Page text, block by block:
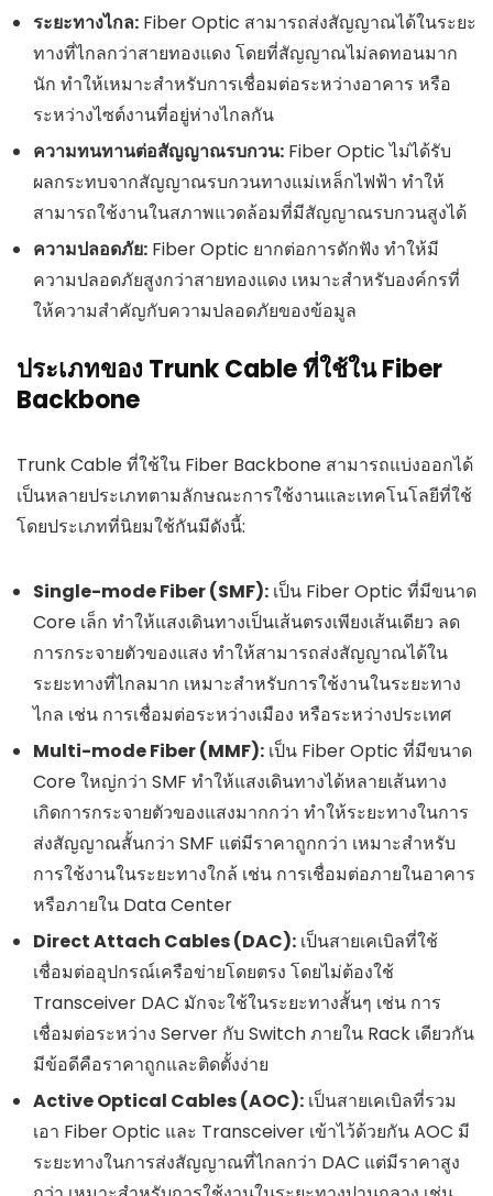
ระยะทางไกล: Fiber Optic สามารถส่งสัญญาณได้ในระยะ
ทางที่ไกลกว่าสายทองแดง โดยที่สัญญาณไม่ลดทอนมาก
นัก ทำให้เหมาะสำหรับการเชื่อมต่อระหว่างอาคาร หรือ
ระหว่างไซต์งานที่อยู่ห่างไกลกัน
ความทนทานต่อสัญญาณรบกวน: Fiber Optic ไม่ได้รับ
ผลกระทบจากสัญญาณรบกวนทางแม่เหล็กไฟฟ้า ทำให้
สามารถใช้งานในสภาพแวดล้อมที่มีสัญญาณรบกวนสูงได้
ความปลอดภัย: Fiber Optic ยากต่อการดักฟัง ทำให้มี
ความปลอดภัยสูงกว่าสายทองแดง เหมาะสำหรับองค์กรที่
ให้ความสำคัญกับความปลอดภัยของข้อมูล
ประเภทของ Trunk Cable ที่ใช้ใน Fiber
Backbone
Trunk Cable ที่ใช้ใน Fiber Backbone สามารถแบ่งออกได้
เป็นหลายประเภทตามลักษณะการใช้งานและเทคโนโลยีที่ใช้
โดยประเภทที่นิยมใช้กันมีดังนี้:
Single-mode Fiber (SMF): เป็น Fiber Optic ที่มีขนาด
Core เล็ก ทำให้แสงเดินทางเป็นเส้นตรงเพียงเส้นเดียว ลด
การกระจายตัวของแสง ทำให้สามารถส่งสัญญาณได้ใน
ระยะทางที่ไกลมาก เหมาะสำหรับการใช้งานในระยะทาง
ไกล เช่น การเชื่อมต่อระหว่างเมือง หรือระหว่างประเทศ
Multi-mode Fiber (MMF): เป็น Fiber Optic ที่มีขนาด
Core ใหญ่กว่า SMF ทำให้แสงเดินทางได้หลายเส้นทาง
เกิดการกระจายตัวของแสงมากกว่า ทำให้ระยะทางในการ
ส่งสัญญาณสั้นกว่า SMF แต่มีราคาถูกกว่า เหมาะสำหรับ
การใช้งานในระยะทางใกล้ เช่น การเชื่อมต่อภายในอาคาร
หรือภายใน Data Center
Direct Attach Cables (DAC): เป็นสายเคเบิลที่ใช้
เชื่อมต่ออุปกรณ์เครือข่ายโดยตรง โดยไม่ต้องใช้
Transceiver DAC มักจะใช้ในระยะทางสั้นๆ เช่น การ
เชื่อมต่อระหว่าง Server กับ Switch ภายใน Rack เดียวกัน
มีข้อดีคือราคาถูกและติดตั้งง่าย
Active Optical Cables (AOC): เป็นสายเคเบิลที่รวม
เอา Fiber Optic และ Transceiver เข้าไว้ด้วยกัน AOC มี
ระยะทางในการส่งสัญญาณที่ไกลกว่า DAC แต่มีราคาสูง